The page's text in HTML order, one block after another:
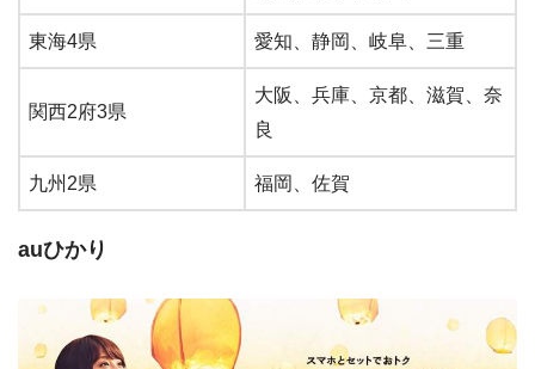
東海4県 愛知、静岡、岐阜、三重
関西2府3県
大阪、兵庫、京都、滋賀、奈
良
九州2県 福岡、佐賀
auひかり